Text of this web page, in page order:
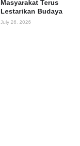
Masyarakat Terus
Lestarikan Budaya
July 26, 2026